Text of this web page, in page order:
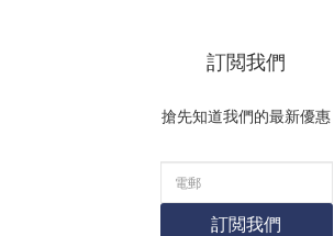
訂閲我們
搶先知道我們的最新優惠
訂閲我們